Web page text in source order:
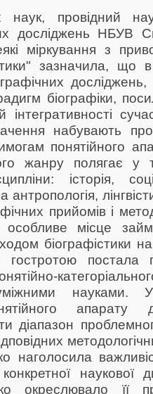
наук, провідний
досліджень НБУВ
міркування з
зазначила, що
біографіки,
інтегративності
набувають
понятійного
жанру полягає
історія,
антропологія,
прийомів і
місце
біографістики
гостротою постала
науками.
діапазон
наголосила
наукової
окреслювало її